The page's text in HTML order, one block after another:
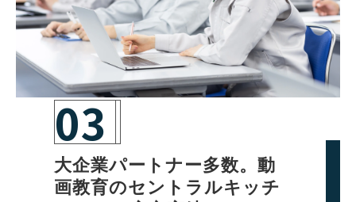
03
大企業パートナー多数。動
画教育のセントラルキッチ